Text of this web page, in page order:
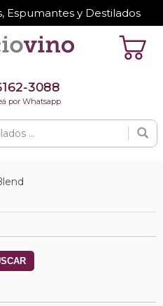
Espumantes y Destilados
3088
por Whatsapp